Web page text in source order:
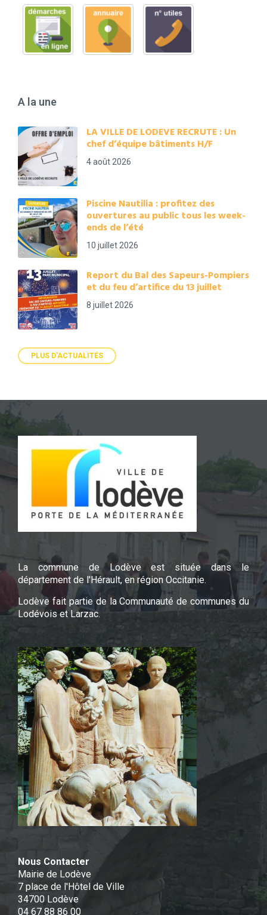
A la une
LA VILLE DE LODEVE RECRUTE : Un
chef d’équipe bâtiments H/F
4 août 2026
Piscine Nautilia : profitez des
ouvertures au public tous les week-
ends de l’été
10 juillet 2026
Report du Bal des Sapeurs-Pompiers
et du feu d’artifice du 13 juillet
8 juillet 2026
PLUS D'ACTUALITÉS
La commune de Lodève est située dans le
département de l'Hérault, en région Occitanie.
Lodève fait partie de la Communauté de communes du
Lodévois et Larzac.
Nous Contacter
Mairie de Lodève
7 place de l'Hôtel de Ville
34700 Lodève
04 67 88 86 00